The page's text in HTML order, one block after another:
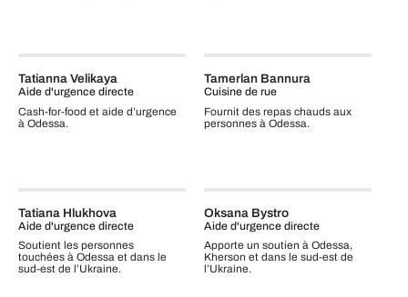
Tatianna Velikaya
Aide d'urgence directe
Cash‑for‑food et aide d’urgence
à Odessa.
Tamerlan Bannura
Cuisine de rue
Fournit des repas chauds aux
personnes à Odessa.
Tatiana Hlukhova
Aide d'urgence directe
Soutient les personnes
touchées à Odessa et dans le
sud‑est de l’Ukraine.
Oksana Bystro
Aide d'urgence directe
Apporte un soutien à Odessa,
Kherson et dans le sud‑est de
l’Ukraine.